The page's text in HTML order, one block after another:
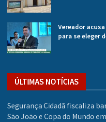
Vereador
para se eleger
ÚLTIMAS NOTÍCIAS
Segurança Cidadã fiscaliza
São João e Copa do Mundo